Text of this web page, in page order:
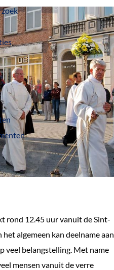
rond 12.45 uur vanuit de Sint-
algemeen kan deelname aan
veel belangstelling. Met name
mensen vanuit de verre